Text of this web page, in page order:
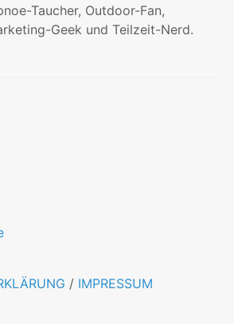
Taucher, Outdoor-Fan,
Geek und Teilzeit-Nerd.
/ IMPRESSUM